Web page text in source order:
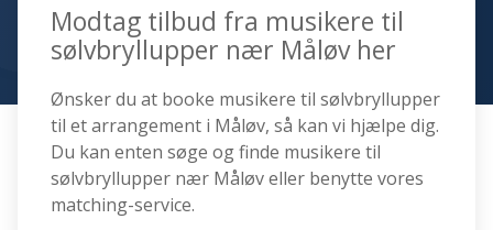
Modtag tilbud fra musikere til
sølvbryllupper nær Måløv her
Ønsker du at booke musikere til sølvbryllupper
til et arrangement i Måløv, så kan vi hjælpe dig.
Du kan enten søge og finde musikere til
sølvbryllupper nær Måløv eller benytte vores
matching-service.